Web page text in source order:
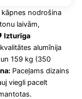
nodrošina
laivām,
Izturīga
alumīnija
159 kg (350
Paceļams dizains
viegli pacelt